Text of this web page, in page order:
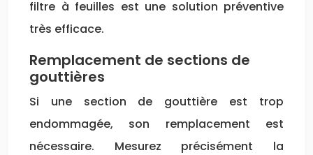
filtre à feuilles est une solution préventive
très efficace.
Remplacement de sections de
gouttières
Si une section de gouttière est trop
endommagée, son remplacement est
nécessaire. Mesurez précisément la